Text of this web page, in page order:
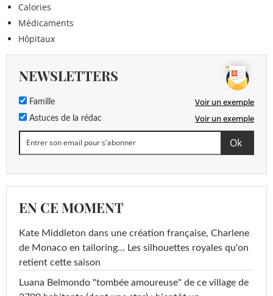
Calories
Médicaments
Hôpitaux
NEWSLETTERS
Famille Voir un exemple
Astuces de la rédac Voir un exemple
EN CE MOMENT
Kate Middleton dans une création française, Charlene
de Monaco en tailoring… Les silhouettes royales qu'on
retient cette saison
Luana Belmondo "tombée amoureuse" de ce village de